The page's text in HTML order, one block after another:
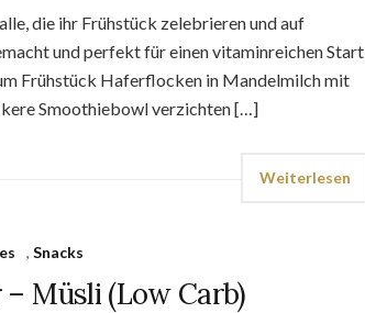
die ihr Frühstück zelebrieren und auf
und perfekt für einen vitaminreichen Start
Frühstück Haferflocken in Mandelmilch mit
Smoothiebowl verzichten […]
Weiterlesen
,Snacks
Müsli (Low Carb)